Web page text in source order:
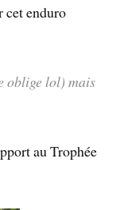
cet enduro
oblige lol) mais
au Trophée